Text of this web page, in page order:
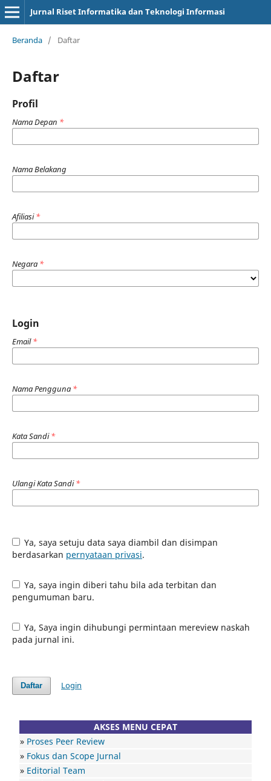
Jurnal Riset Informatika dan Teknologi Informasi
Beranda / Daftar
Daftar
Profil
Nama Depan *
Nama Belakang
Afiliasi*
Negara *
Login
Email*
Nama Pengguna *
Kata Sandi*
Ulangi Kata Sandi*
Ya, saya setuju data saya diambil dan disimpan
berdasarkan pernyataan privasi.
Ya, saya ingin diberi tahu bila ada terbitan dan
pengumuman baru.
Ya, Saya ingin dihubungi permintaan mereview naskah
pada jurnal ini.
Daftar Login
AKSES MENU CEPAT
» Proses Peer Review
» Fokus dan Scope Jurnal
» Editorial Team